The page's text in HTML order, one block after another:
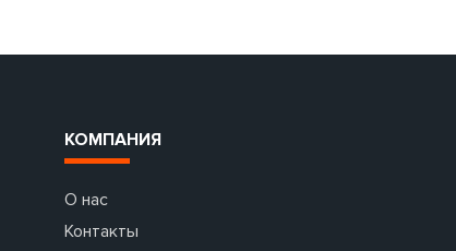
КОМПАНИЯ
О нас
Контакты